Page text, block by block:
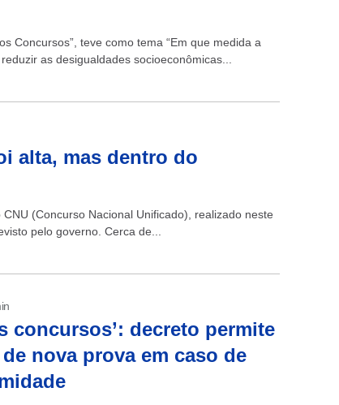
Concursos”, teve como tema “Em que medida a
as desigualdades socioeconômicas...
alta, mas dentro do
(Concurso Nacional Unificado), realizado neste
pelo governo. Cerca de...
concursos’: decreto permite
nova prova em caso de